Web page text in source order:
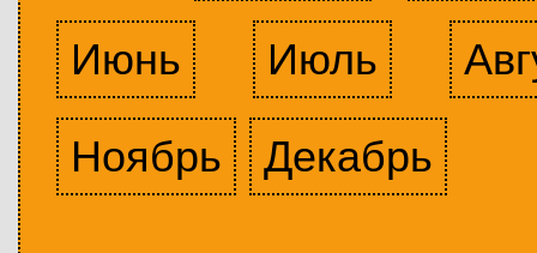
Июнь
Июль
Ноябрь
Декабрь